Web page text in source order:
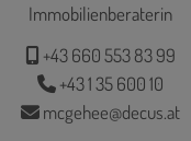
Immobilienberaterin
+43 660 553 83 99
+43 1 35 600 10
mcgehee@decus.at